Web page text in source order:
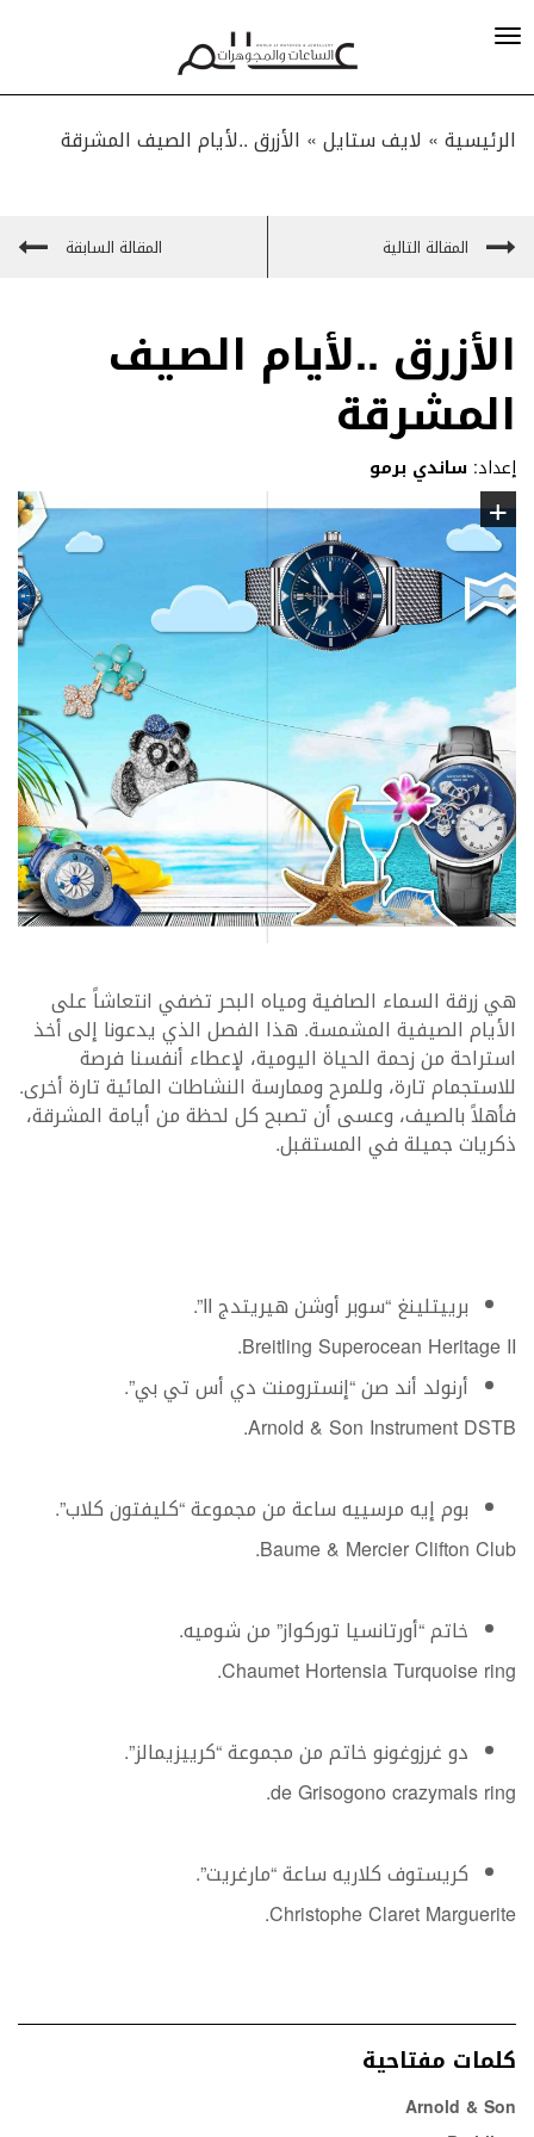
الرئيسية » لايف ستايل» الأزرق ..لأيام الصيف المشرقة
المقالة التالية المقالة السابقة
الأزرق ..لأيام الصيف
المشرقة
إعداد: ساندي برمو
هي زرقة السماء الصافية ومياه البحر تضفي انتعاشاً على
الأيام الصيفية المشمسة. هذا الفصل الذي يدعونا إلى أخذ
استراحة من زحمة الحياة اليومية، لإعطاء أنفسنا فرصة
للاستجمام تارة، وللمرح وممارسة النشاطات المائية تارة أخرى.
فأهلاً بالصيف، وعسى أن تصبح كل لحظة من أيامة المشرقة،
ذكريات جميلة في المستقبل.
برييتلينغ “سوبر أوشن هيريتدج II”.
Breitling Superocean Heritage II.
أرنولد أند صن “إنسترومنت دي أس تي بي”.
Arnold & Son Instrument DSTB.
بوم إيه مرسييه ساعة من مجموعة “كليفتون كلاب”.
Baume & Mercier Clifton Club.
خاتم “أورتانسيا توركواز” من شوميه.
Chaumet Hortensia Turquoise ring.
دو غرزوغونو خاتم من مجموعة “كرييزيمالز”.
de Grisogono crazymals ring.
كريستوف كلاريه ساعة “مارغريت”.
Christophe Claret Marguerite.
كلمات مفتاحية
Arnold & Son